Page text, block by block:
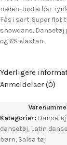
neden. Justerbar
Fås i sort. Super flot
showdans. Dansetøj
og 6% elastan.
Yderligere
Anmeldelser (0)
Kategorier: Dansetøj
dansetøj, Latin
børn, Salsa tøj